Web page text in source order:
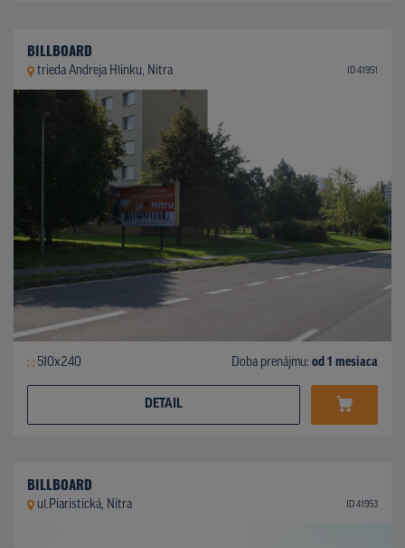
BILLBOARD
trieda Andreja Hlinku, Nitra ID 41951
510x240 Doba prenájmu: od 1 mesiaca
DETAIL
BILLBOARD
ul.Piaristická, Nitra ID 41953